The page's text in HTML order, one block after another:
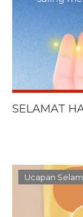
SELAMAT
Ucapan